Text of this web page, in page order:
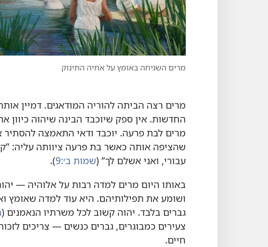
מרים השגיחה באומץ על אחיה התינוק
מרים רצה הביתה להוריה המודאגים.‏ דמיין
החדשות.‏ אין ספק שיוכבד הבינה שיהוה כיוון
מרים לבת פרעה.‏ יוכבד ודאי התאמצה
שהציפה אותה כאשר בת פרעה ציוותה עליה:‏
עבורי,‏ ואני אשלם לך”‏ (‏שמות ב׳:‏9 ‏)‏.‏
באותו היום מרים למדה רבות על אלוהיה —
ושומע את תפילותיהם.‏ היא עוד למדה שאומץ
גברים בלבד.‏ יהוה קשוב לכל משרתיו הנאמנים (‏
צעירים כמבוגרים,‏ גברים כנשים — צריכים
חיים.‏